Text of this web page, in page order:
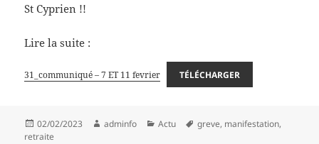
St Cyprien !!
Lire la suite :
31_communiqué – 7 ET 11 fevrier TÉLÉCHARGER
Publié
le
02/02/2023 Auteur
adminfo Catégories
Actu
Mots-
greve, manifestation,
retraite